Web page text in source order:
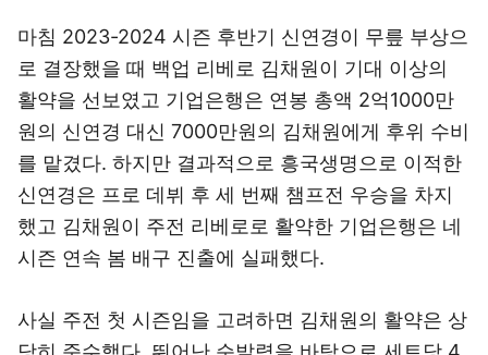
마침 2023-2024 시즌 후반기 신연경이 무릎 부상으
로 결장했을 때 백업 리베로 김채원이 기대 이상의
활약을 선보였고 기업은행은 연봉 총액 2억1000만
원의 신연경 대신 7000만원의 김채원에게 후위 수비
를 맡겼다. 하지만 결과적으로 흥국생명으로 이적한
신연경은 프로 데뷔 후 세 번째 챔프전 우승을 차지
했고 김채원이 주전 리베로로 활약한 기업은행은 네
시즌 연속 봄 배구 진출에 실패했다.
사실 주전 첫 시즌임을 고려하면 김채원의 활약은 상